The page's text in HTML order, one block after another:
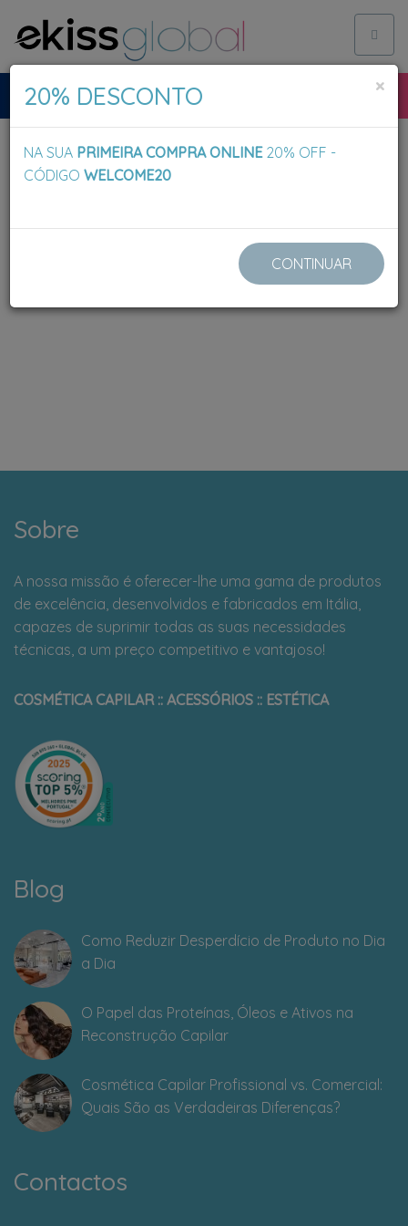
Sobre
A nossa missão é oferecer-lhe uma gama de produtos
de excelência, desenvolvidos e fabricados em Itália,
capazes de suprimir todas as suas necessidades
técnicas, a um preço competitivo e vantajoso!
COSMÉTICA CAPILAR :: ACESSÓRIOS :: ESTÉTICA
Blog
Como Reduzir Desperdício de Produto no Dia
a Dia
O Papel das Proteínas, Óleos e Ativos na
Reconstrução Capilar
Cosmética Capilar Profissional vs. Comercial:
Quais São as Verdadeiras Diferenças?
Contactos
×
20% DESCONTO
NA SUA PRIMEIRA COMPRA ONLINE20% OFF -
CÓDIGO WELCOME20
CONTINUAR